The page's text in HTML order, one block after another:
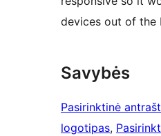
devices out of the
Savybės
Pasirinktinė
logotipas,